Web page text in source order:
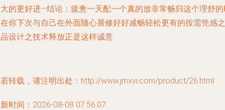
的更好进—结论：疲惫一天配一个真的放非常畅归这个理舒
你下次与自己在外面随心展修好好减畅轻松更有的按需凭感之
设计之技术释放正是这样诚意
转载，请注明出处：http://www.jmxvi.com/product/26.html
时间：2026-08-08 07:56:07